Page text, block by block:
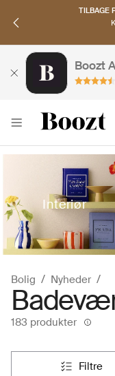
Boozt
Interiør
Bolig Nyheder
183 produkter
filtre